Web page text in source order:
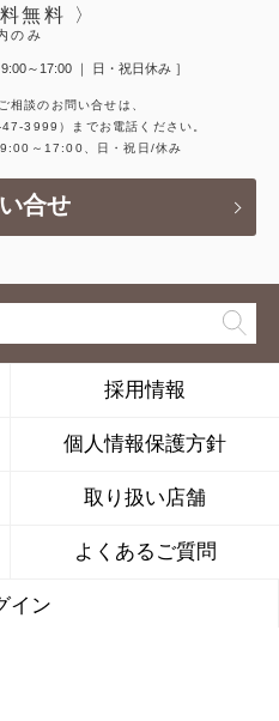
無料 〉
のみ
～17:00 ｜ 日・祝日休み ］
相談のお問い合せは、
47-3999）
までお電話ください。
～17:00、日・祝日/休み
合せ
採用情報
個人情報保護方針
取り扱い店舗
よくあるご質問
イン